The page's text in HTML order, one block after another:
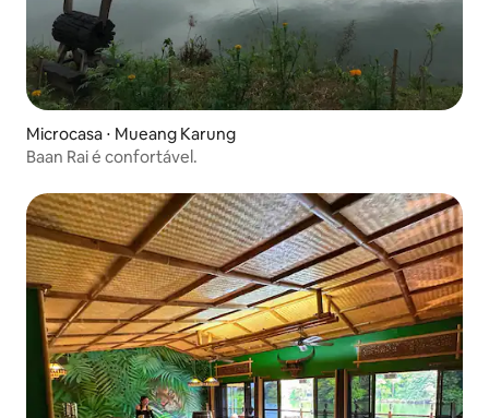
Microcasa ⋅ Mueang Karung
Baan Rai é confortável.